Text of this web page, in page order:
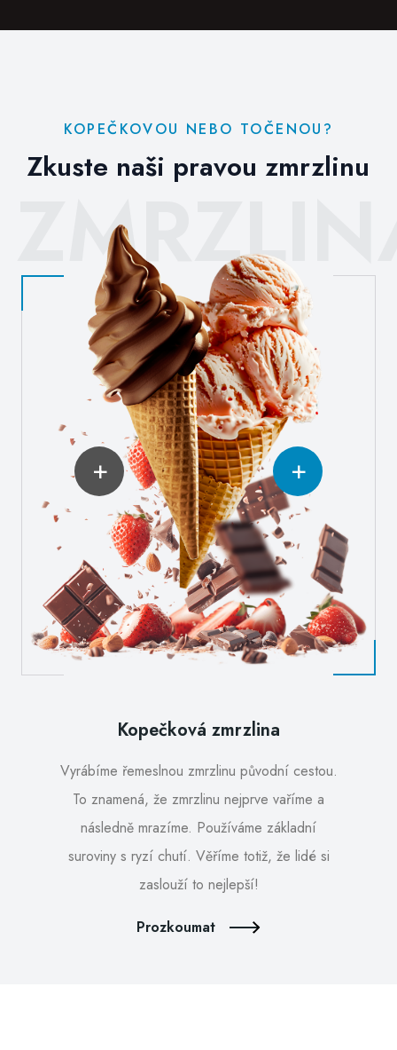
Zkuste naši pravou zmrzlinu
KOPEČKOVOU NEBO TOČENOU?
+ +
Kopečková zmrzlina
Vyrábíme řemeslnou zmrzlinu původní cestou.
To znamená, že zmrzlinu nejprve vaříme a
následně mrazíme. Používáme základní
suroviny s ryzí chutí. Věříme totiž, že lidé si
zaslouží to nejlepší!
Prozkoumat